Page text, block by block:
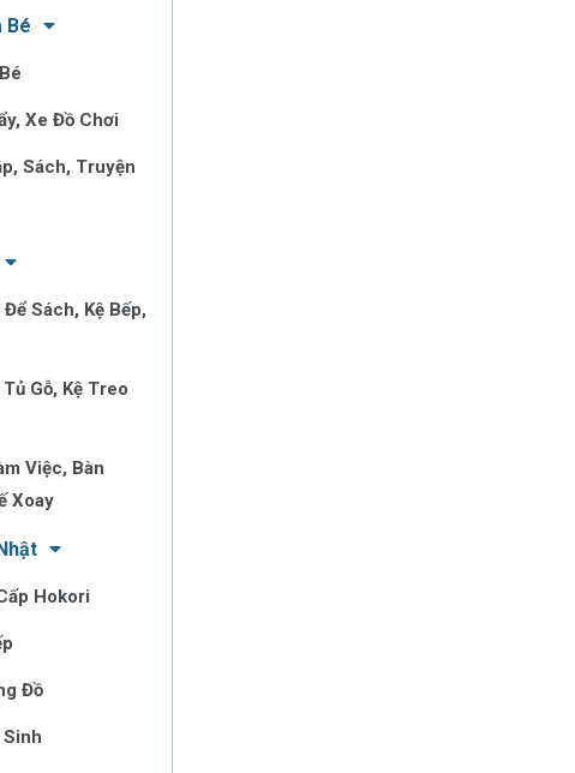
Bé
Xe Đồ Chơi
Sách, Truyện
Để Sách, Kệ Bếp,
Gỗ, Kệ Treo
Việc, Bàn
Xoay
Hokori
Đồ